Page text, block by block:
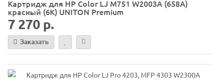
Картридж для HP Color LJ M751 W2003A (658A)
красный (6K) UNITON Premium
7 270 р.
Заказать